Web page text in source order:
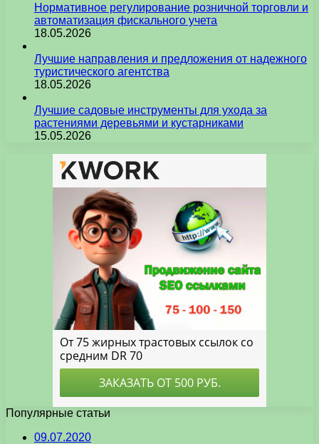
Нормативное регулирование розничной торговли и
автоматизация фискального учета
18.05.2026
Лучшие направления и предложения от надежного
туристического агентства
18.05.2026
Лучшие садовые инструменты для ухода за
растениями деревьями и кустарниками
15.05.2026
Популярные статьи
09.07.2020